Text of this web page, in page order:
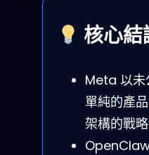
核心結
Meta 以
單純的產
架構的戰